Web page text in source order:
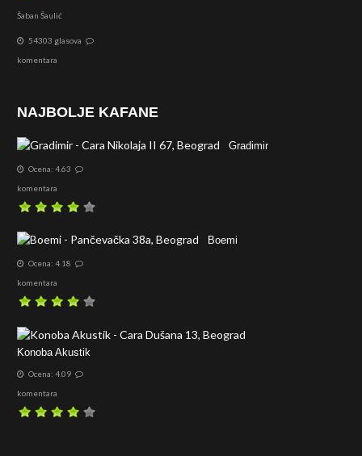
Šaban Šaulić
54303 glasova
komentara
NAJBOLJE KAFANE
Gradimir
Ocena: 4.63
komentara
Boemi
Ocena: 4.18
komentara
Konoba Akustik
Ocena: 4.09
komentara